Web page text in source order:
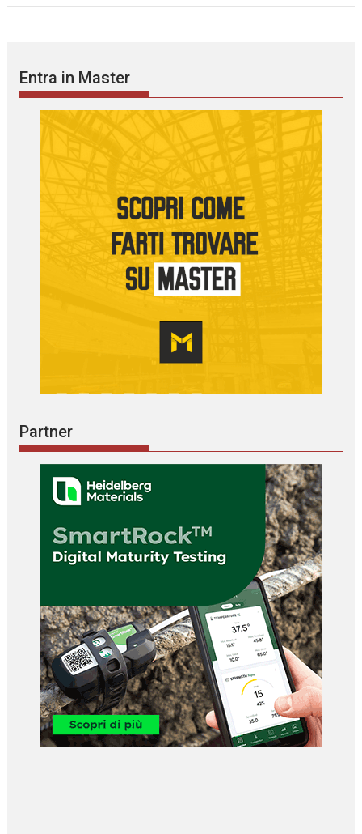
Entra in Master
Partner